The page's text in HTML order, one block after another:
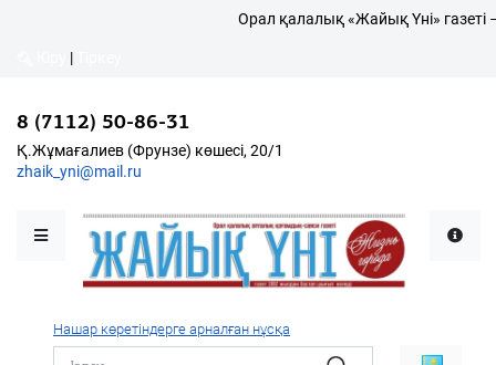
Қалалықтар қаперіне
Қоғам
Дені сау ұлт
Қ.Жұмағалиев (Фрунзе)
Орал қалалық «Жайық Үні»
|
8 (7112) 50-86-31
Қ.Жұмағалиев (Фрунзе) көшесі, 20/1
zhaik_yni@mail.ru
Нашар көретіндерге арналған нұсқа